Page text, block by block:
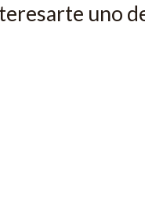
uno